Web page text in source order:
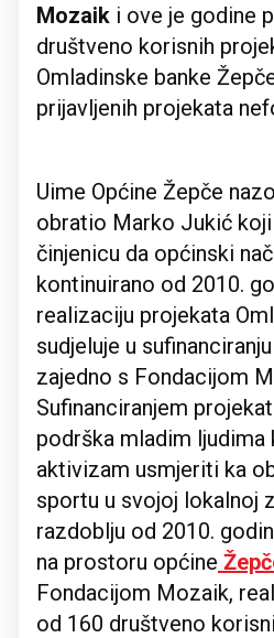
Mozaik i ove je godine
društveno korisnih
Omladinske banke
prijavljenih projekata
Uime Općine Žepče
obratio Marko Jukić
činjenicu da općinski
kontinuirano od 2010.
realizaciju projekata
sudjeluje u
zajedno s Fondacijom
Sufinanciranjem
podrška mladim ljudima
aktivizam usmjeriti ka
sportu u svojoj lokalnoj
razdoblju od 2010.
na prostoru općine
Fondacijom Mozaik,
od 160 društveno